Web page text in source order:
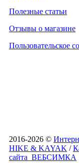
Полезные статьи
Отзывы о магазине
Пользовательское
2016-2026 ©
HIKE & KAYAK /
сайта ВЕБСИМКА